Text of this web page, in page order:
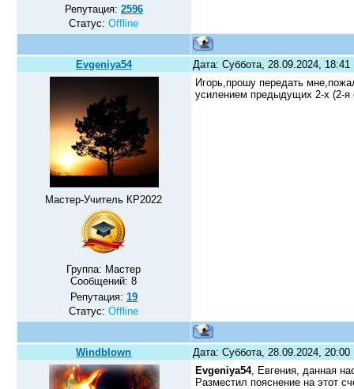
Репутация: 2596
Статус:Offline
Evgeniya54 Дата: Суббота, 28.09.2024,
Мастер-Учитель КР2022
Группа: Мастер
Сообщений:8
Репутация: 19
Статус:Offline
Игорь,прошу передать
усилением предыдущих 2-х (2-
Windblown Дата: Суббота, 28.09.2024,
Evgeniya54, Евгения, данная
Разместил пояснение на этот